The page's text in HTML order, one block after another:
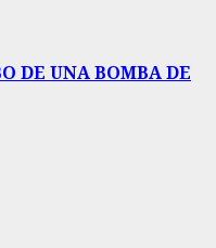
DE UNA BOMBA DE